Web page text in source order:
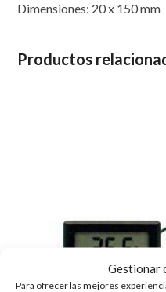
Gestionar
Para ofrecer las mejores
Dimensiones: 20 x 150 mm
Productos